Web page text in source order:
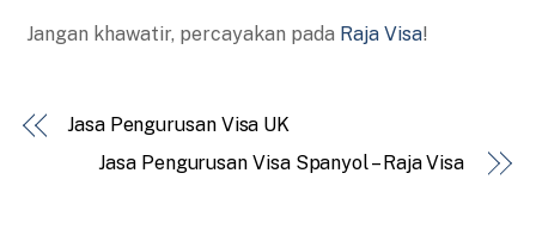
Jangan khawatir, percayakan pada Raja Visa!
Jasa Pengurusan Visa UK
Jasa Pengurusan Visa Spanyol – Raja Visa